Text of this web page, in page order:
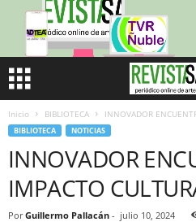
Inicio BIBLIOTECA INNOVADOR
BIBLIOTECA NOTICIAS
INNOVADOR
IMPACTO
Por Guillermo Pallacán - julio 10, 2024